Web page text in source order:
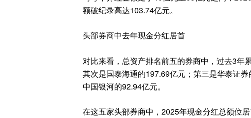
额破纪录高达103.74亿元。
头部券商中去年现金分红居首
对比来看，总资产排名前五的券商中，过去3年
其次是国泰海通的197.69亿元；第三是华泰证
中国银河的92.94亿元。
在这五家头部券商中，2025年现金分红总额位